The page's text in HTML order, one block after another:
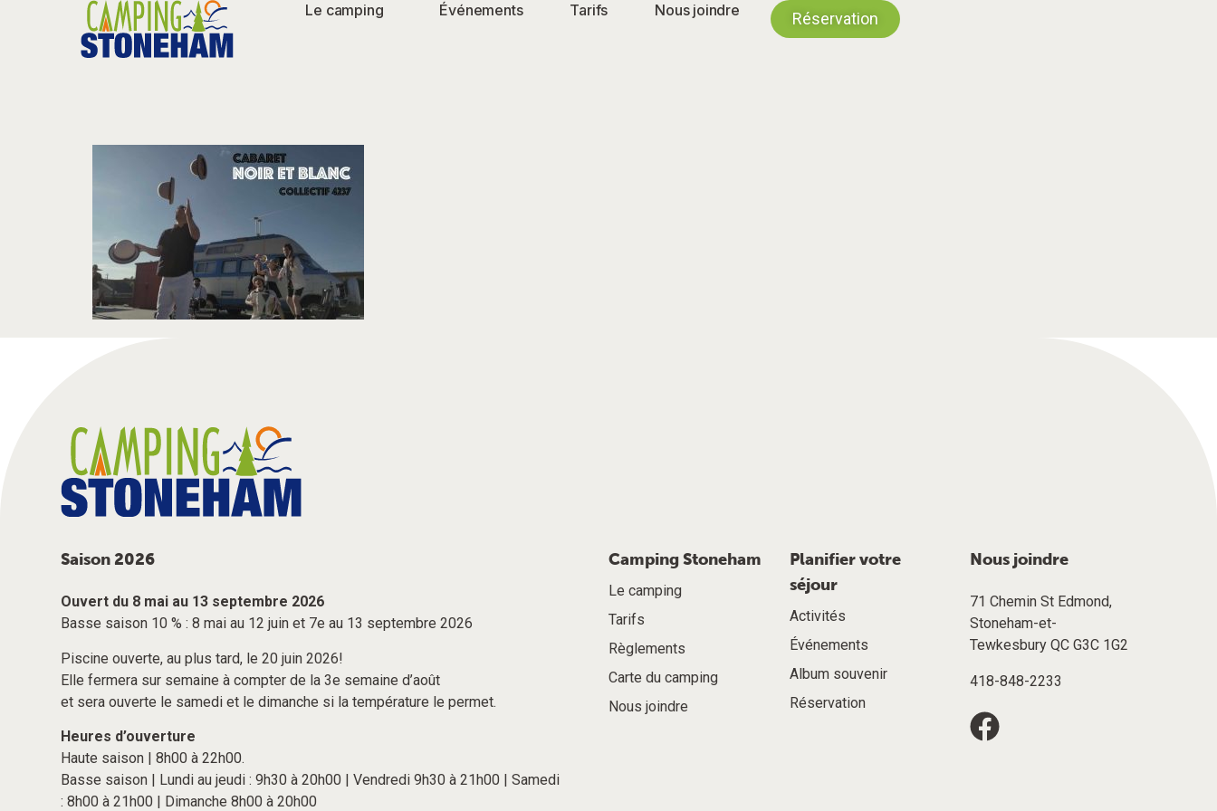
Le camping Événements Tarifs Nous joindre Réservation
Saison 2026
Ouvert du 8 mai au 13 septembre 2026
Basse saison 10 % : 8 mai au 12 juin et 7e au 13 septembre 2026
Piscine ouverte, au plus tard, le 20 juin 2026!
Elle fermera sur semaine à compter de la 3e semaine d’août
et sera ouverte le samedi et le dimanche si la température le permet.
Heures d’ouverture
Haute saison | 8h00 à 22h00.
Basse saison | Lundi au jeudi : 9h30 à 20h00 | Vendredi 9h30 à 21h00 | Samedi
: 8h00 à 21h00 | Dimanche 8h00 à 20h00
Camping Stoneham
Le camping
Tarifs
Règlements
Carte du camping
Nous joindre
Planifier votre
séjour
Activités
Événements
Album souvenir
Réservation
Nous joindre
71 Chemin St Edmond,
Stoneham-et-
Tewkesbury QC G3C 1G2
418-848-2233